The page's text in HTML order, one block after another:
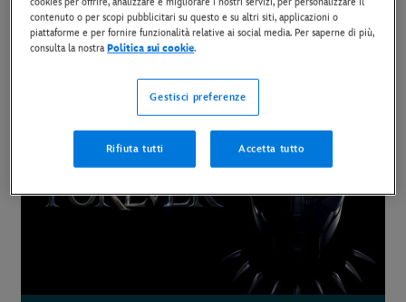
disponibili ora.
contenuto o per scopi pubblicitari su questo e su altri siti, applicazioni o
piattaforme e per fornire funzionalità relative ai social media. Per saperne di più,
consulta la nostraPolitica sui cookie.
Gestisci preferenze
Rifiuta tutti Accetta tutto